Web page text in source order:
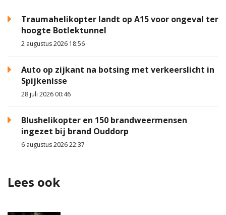
Traumahelikopter landt op A15 voor ongeval ter
hoogte Botlektunnel
2 augustus 2026 18:56
Auto op zijkant na botsing met verkeerslicht in
Spijkenisse
28 juli 2026 00:46
Blushelikopter en 150 brandweermensen
ingezet bij brand Ouddorp
6 augustus 2026 22:37
Lees ook